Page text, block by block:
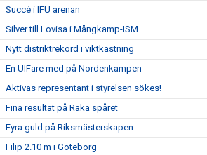
Succé i IFU arenan
Silver till Lovisa i Mångkamp-ISM
Nytt distriktrekord i viktkastning
En UIFare med på Nordenkampen
Aktivas representant i styrelsen sökes!
Fina resultat på Raka spåret
Fyra guld på Riksmästerskapen
Filip 2.10 m i Göteborg